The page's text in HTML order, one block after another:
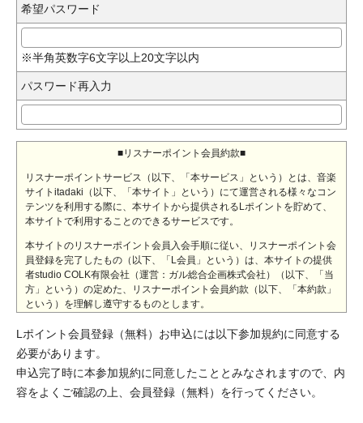
希望パスワード
※半角英数字6文字以上20文字以内
パスワード再入力
■リスナーポイント会員約款■
リスナーポイントサービス（以下、「本サービス」という）とは、音楽
サイトitadaki（以下、「本サイト」という）にて運営される様々なコン
テンツを利用する際に、本サイトから提供されるLポイントを貯めて、
本サイトで利用することのできるサービスです。
本サイトのリスナーポイント会員入会手順に従い、リスナーポイント会
員登録を完了したもの（以下、「L会員」という）は、本サイトの提供
者studio COLK有限会社（運営：ガル総合企画株式会社）（以下、「当
方」という）の定めた、リスナーポイント会員約款（以下、「本約款」
という）を理解し遵守するものとします。
また、L会員入会申込をした時点でL会員は本約款に同意したものとしま
す。
◆第1条（サービス・コンテンツにおける無保証）
当方は、本サイト上の掲載内容の真偽、正確性、本サイトへの
Lポイント会員登録（無料）お申込には以下参加規約に同意する
必要があります。
申込完了時に本参加規約に同意したこととみなされますので、内
容をよくご確認の上、会員登録（無料）を行ってください。